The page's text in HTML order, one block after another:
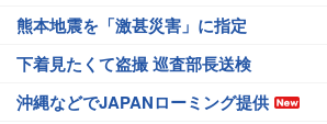
熊本地震を「激甚災害」に指定
下着見たくて盗撮 巡査部長送検
沖縄などでJAPANローミング提供